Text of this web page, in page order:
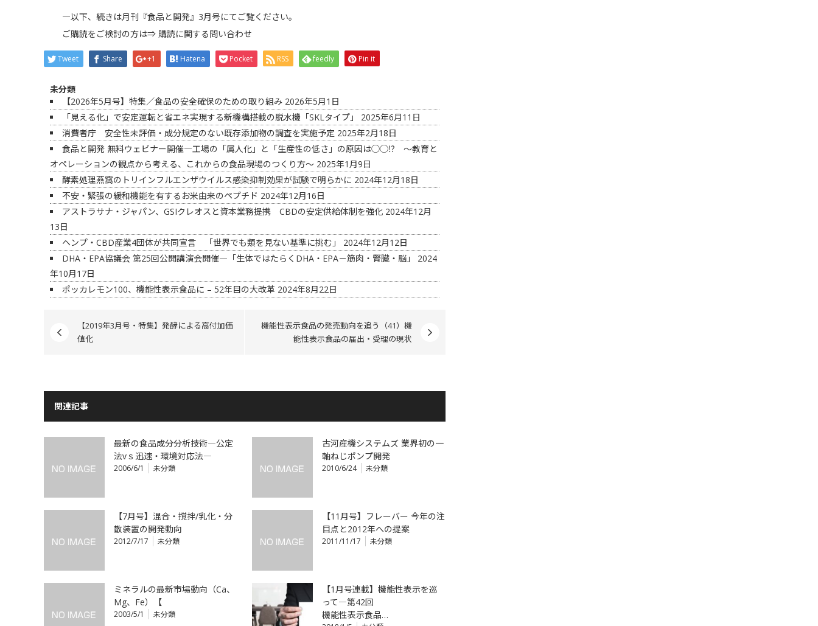
―以下、続きは月刊『食品と開発』3月号にてご覧ください。
ご購読をご検討の方は⇒ 購読に関する問い合わせ
Tweet Share +1 Hatena Pocket RSS feedly Pin it
未分類
【2026年5月号】特集／食品の安全確保のための取り組み 2026年5月1日
「見える化」で安定運転と省エネ実現する新機構搭載の脱水機「SKLタイプ」
2025年6月11日
消費者庁 安全性未評価・成分規定のない既存添加物の調査を実施予定 2025年2月18日
食品と開発 無料ウェビナー開催―工場の「属人化」と「生産性の低さ」の原因は◯◯⁉ ～教育と
オペレーションの観点から考える、これからの食品現場のつくり方～ 2025年1月9日
酵素処理燕窩のトリインフルエンザウイルス感染抑制効果が試験で明らかに 2024年12月18日
不安・緊張の緩和機能を有するお米由来のペプチド 2024年12月16日
アストラサナ・ジャパン、GSIクレオスと資本業務提携 CBDの安定供給体制を強化 2024年12月
13日
ヘンプ・CBD産業4団体が共同宣言 「世界でも類を見ない基準に挑む」
2024年12月12日
DHA・EPA協議会 第25回公開講演会開催―「生体ではたらくDHA・EPA－筋肉・腎臓・脳」
2024
年10月17日
ポッカレモン100、機能性表示食品に – 52年目の大改革 2024年8月22日
【2019年3月号・特集】発酵による高付加価
値化
機能性表示食品の発売動向を追う（41）機
能性表示食品の届出・受理の現状
関連記事
最新の食品成分分析技術―公定
法vｓ迅速・環境対応法―
2006/6/1 未分類
古河産機システムズ 業界初の一
軸ねじポンプ開発
2010/6/24 未分類
【7月号】混合・撹拌/乳化・分
散装置の開発動向
2012/7/17 未分類
【11月号】フレーバー 今年の注
目点と2012年への提案
2011/11/17 未分類
ミネラルの最新市場動向（Ca、
Mg、Fe）【
2003/5/1 未分類
【1月号連載】機能性表示を巡
って―第42回
機能性表示食品…